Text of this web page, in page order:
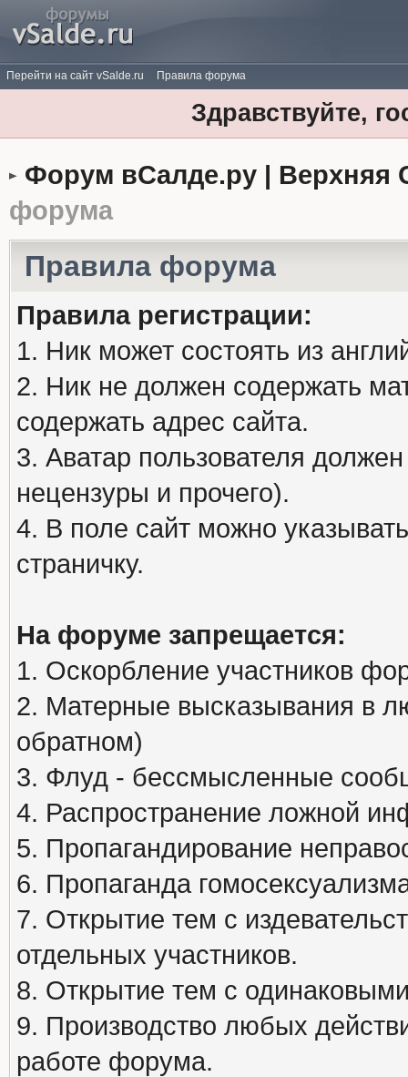
Перейти на сайт vSalde.ru Правила форума
Здравствуйте,
Форум вСалде.ру | Верхняя
форума
Правила форума
Правила регистрации:
1. Ник может состоять из
2. Ник не должен содержать
содержать адрес сайта.
3. Аватар пользователя
нецензуры и прочего).
4. В поле сайт можно
страничку.
На форуме запрещается:
1. Оскорбление участников
2. Матерные высказывания в
обратном)
3. Флуд - бессмысленные
4. Распространение ложной
5. Пропагандирование
6. Пропаганда
7. Открытие тем с
отдельных участников.
8. Открытие тем с
9. Производство любых
работе форума.